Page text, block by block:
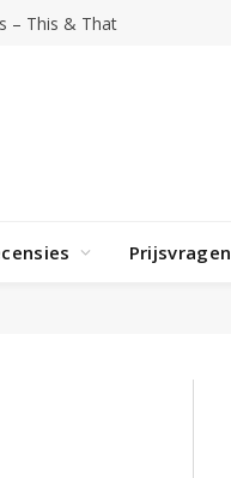
Orbit overleden
Prijsvragen